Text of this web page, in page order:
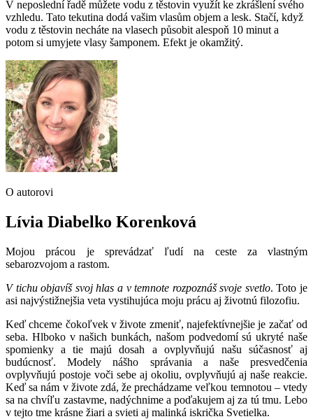
V neposlední řadě můžete vodu z těstovin využít ke zkrášlení svého
vzhledu. Tato tekutina dodá vašim vlasům objem a lesk. Stačí, když
vodu z těstovin necháte na vlasech působit alespoň 10 minut a
potom si umyjete vlasy šamponem. Efekt je okamžitý.
O autorovi
Lívia Diabelko Korenková
Mojou prácou je sprevádzať ľudí na ceste za vlastným
sebarozvojom a rastom.
V tichu objavíš svoj hlas a v temnote rozpoznáš svoje svetlo. Toto je
asi najvýstižnejšia veta vystihujúca moju prácu aj životnú filozofiu.
Keď chceme čokoľvek v živote zmeniť, najefektívnejšie je začať od
seba. Hlboko v našich bunkách, našom podvedomí sú ukryté naše
spomienky a tie majú dosah a ovplyvňujú našu súčasnosť aj
budúcnosť. Modely nášho správania a naše presvedčenia
ovplyvňujú postoje voči sebe aj okoliu, ovplyvňujú aj naše reakcie.
Keď sa nám v živote zdá, že prechádzame veľkou temnotou – vtedy
sa na chvíľu zastavme, nadýchnime a poďakujem aj za tú tmu. Lebo
v tejto tme krásne žiari a svieti aj malinká iskrička Svetielka.